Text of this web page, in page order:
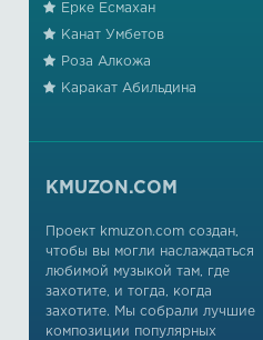
Ерке Есмахан
Канат Умбетов
Роза Алкожа
Каракат Абильдина
KMUZON.COM
Проект kmuzon.com создан,
чтобы вы могли наслаждаться
любимой музыкой там, где
захотите, и тогда, когда
захотите. Мы собрали лучшие
композиции популярных